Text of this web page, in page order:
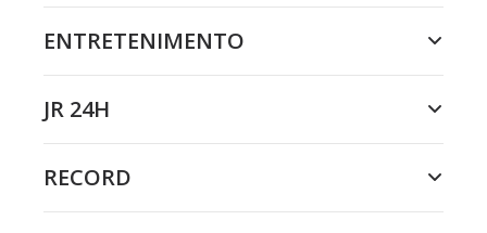
ENTRETENIMENTO
JR 24H
RECORD